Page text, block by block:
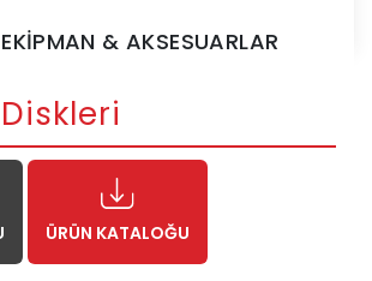
& AKSESUARLAR
ÜRÜN KATALOĞU